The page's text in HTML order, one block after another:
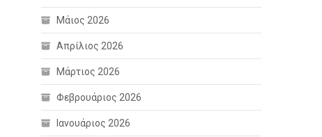
Μάιος 2026
Απρίλιος 2026
Μάρτιος 2026
Φεβρουάριος 2026
Ιανουάριος 2026